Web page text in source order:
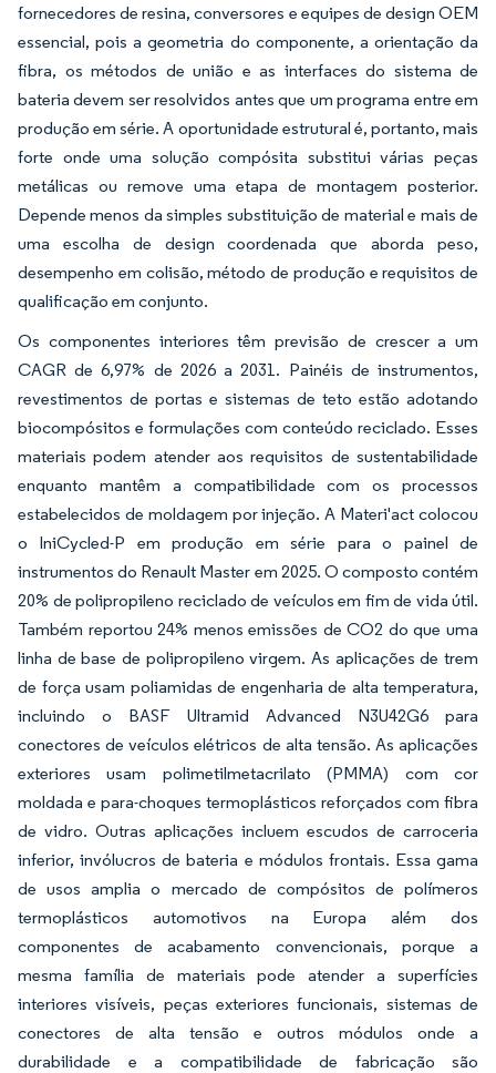
fornecedores de resina, conversores e equipes de design OEM
essencial, pois a geometria do componente, a orientação da
fibra, os métodos de união e as interfaces do sistema de
bateria devem ser resolvidos antes que um programa entre em
produção em série. A oportunidade estrutural é, portanto, mais
forte onde uma solução compósita substitui várias peças
metálicas ou remove uma etapa de montagem posterior.
Depende menos da simples substituição de material e mais de
uma escolha de design coordenada que aborda peso,
desempenho em colisão, método de produção e requisitos de
qualificação em conjunto.
Os componentes interiores têm previsão de crescer a um
CAGR de 6,97% de 2026 a 2031. Painéis de instrumentos,
revestimentos de portas e sistemas de teto estão adotando
biocompósitos e formulações com conteúdo reciclado. Esses
materiais podem atender aos requisitos de sustentabilidade
enquanto mantêm a compatibilidade com os processos
estabelecidos de moldagem por injeção. A Materi'act colocou
o IniCycled-P em produção em série para o painel de
instrumentos do Renault Master em 2025. O composto contém
20% de polipropileno reciclado de veículos em fim de vida útil.
Também reportou 24% menos emissões de CO2 do que uma
linha de base de polipropileno virgem. As aplicações de trem
de força usam poliamidas de engenharia de alta temperatura,
incluindo o BASF Ultramid Advanced N3U42G6 para
conectores de veículos elétricos de alta tensão. As aplicações
exteriores usam polimetilmetacrilato (PMMA) com cor
moldada e para-choques termoplásticos reforçados com fibra
de vidro. Outras aplicações incluem escudos de carroceria
inferior, invólucros de bateria e módulos frontais. Essa gama
de usos amplia o mercado de compósitos de polímeros
termoplásticos automotivos na Europa além dos
componentes de acabamento convencionais, porque a
mesma família de materiais pode atender a superfícies
interiores visíveis, peças exteriores funcionais, sistemas de
conectores de alta tensão e outros módulos onde a
durabilidade e a compatibilidade de fabricação são